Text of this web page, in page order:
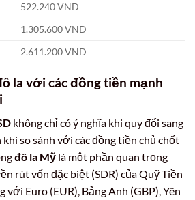
522.240 VND
1.305.600 VND
2.611.200 VND
la với các đồng tiền mạnh
không chỉ có ý nghĩa khi quy đổi sang
khi so sánh với các đồng tiền chủ chốt
đô la Mỹ là một phần quan trọng
rút vốn đặc biệt (SDR) của Quỹ Tiền
với Euro (EUR), Bảng Anh (GBP), Yên